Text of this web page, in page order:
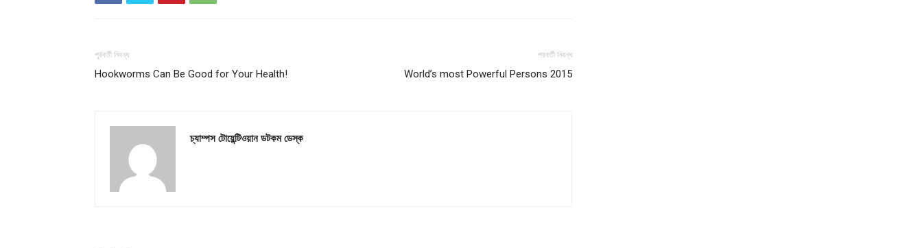
পূর্ববর্তী নিবন্ধ
Hookworms Can Be Good for Your Health!
পরবর্তী নিবন্ধ
World’s most Powerful Persons 2015
চ্যাম্পস টোয়েন্টিওয়ান ডটকম ডেস্ক